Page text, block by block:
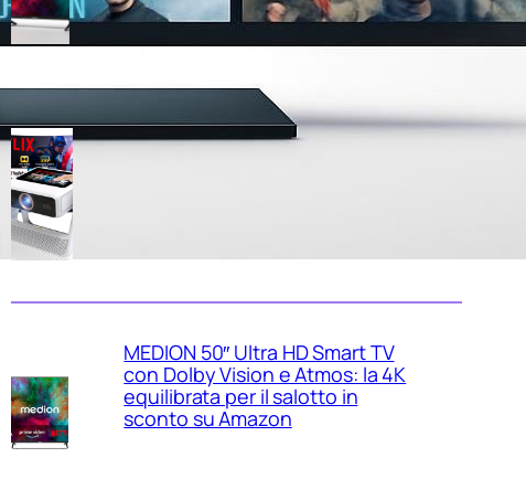
Mini proiettore smart 4K con
MEDION 50″ Ultra HD Smart TV
con Dolby Vision e Atmos: la 4K
equilibrata per il salotto in
sconto su Amazon